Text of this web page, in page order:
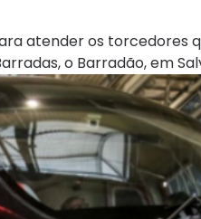
atender os torcedores
o Barradão, em